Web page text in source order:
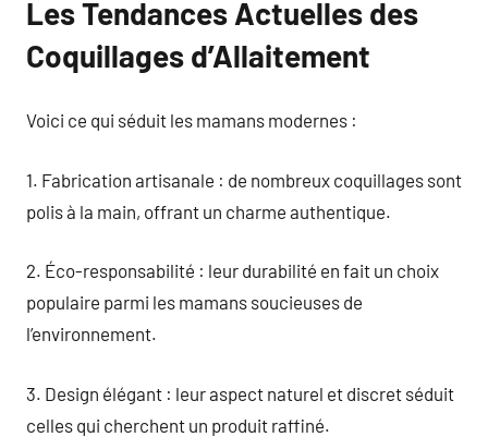
Les Tendances Actuelles des
Coquillages d’Allaitement
Voici ce qui séduit les mamans modernes :
1. Fabrication artisanale : de nombreux coquillages sont
polis à la main, offrant un charme authentique.
2. Éco-responsabilité : leur durabilité en fait un choix
populaire parmi les mamans soucieuses de
l’environnement.
3. Design élégant : leur aspect naturel et discret séduit
celles qui cherchent un produit raffiné.